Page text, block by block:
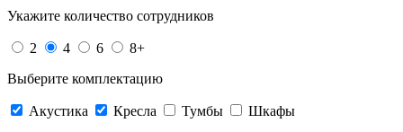
Укажите количество сотрудников
2 4 6
8+
Выберите комплектацию
Акустика Кресла Тумбы Шкафы